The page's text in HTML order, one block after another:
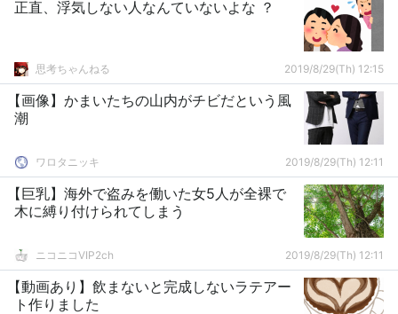
正直、浮気しない人なんていないよな ？
思考ちゃんねる 2019/8/29(Th) 12:15
【画像】かまいたちの山内がチビだという風
潮
ワロタニッキ 2019/8/29(Th) 12:11
【巨乳】海外で盗みを働いた女5人が全裸で
木に縛り付けられてしまう
ニコニコVIP2ch 2019/8/29(Th) 12:11
【動画あり】飲まないと完成しないラテアー
ト作りました